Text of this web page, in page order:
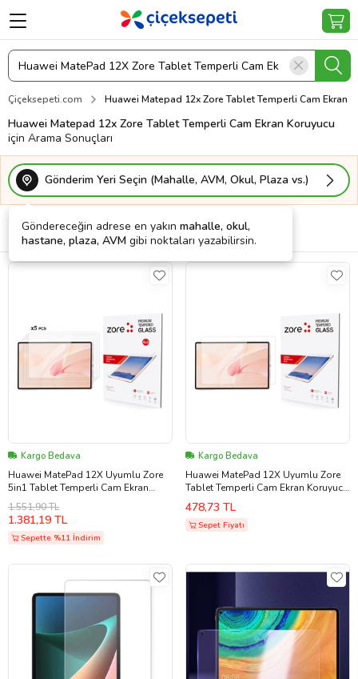
Çiçeksepeti.com Huawei Matepad 12x Zore Tablet Temperli Cam Ekran
Huawei Matepad 12x Zore Tablet Temperli Cam Ekran Koruyucu
için Arama Sonuçları
Gönderim Yeri Seçin (Mahalle, AVM, Okul, Plaza vs.)
Göndereceğin adrese en yakın mahalle, okul,
hastane, plaza, AVM gibi noktaları yazabilirsin.
Filtrele Sırala Kargo Bedava
Kargo Bedava
Huawei MatePad 12X Uyumlu Zore
5in1 Tablet Temperli Cam Ekran
Koruyucu (Şeffaf)
1.551,90 TL
1.381,19 TL
Sepette %11 İndirim
Kargo Bedava
Huawei MatePad 12X Uyumlu Zore
Tablet Temperli Cam Ekran Koruyucu
(Şeffaf)
478,73 TL
Sepet Fiyatı